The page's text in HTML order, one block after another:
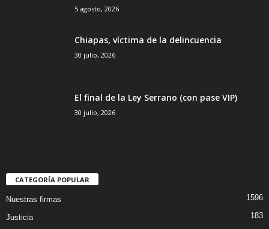
5 agosto, 2026
Chiapas, víctima de la delincuencia
30 julio, 2026
El final de la Ley Serrano (con pase VIP)
30 julio, 2026
CATEGORÍA POPULAR
Nuestras firmas 1596
Justicia
183